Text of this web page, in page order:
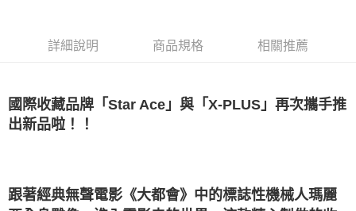
【大哥付你分期使用說明】
1.本服務由台灣大哥大提供，台灣大哥大用戶可立即使用無須另外申請。
2.付款方式選擇「大哥付你分期」，訂單成立後會自動跳轉到大哥付的交易
消。如遇「轉專審核」未通過狀況，表示未達大哥付你分期系統評分，恕無
AFTEE先享後付
相關說明
１．簡單：不需註冊會員、不需綁卡、不需儲值。
２．便利：只要手機號碼，簡訊認證，即可結帳。
運送方式
詳細說明 商品規格 相關推薦
國際收藏品牌「Star Ace」與「X-PLUS」再次攜手推
出新品啦！！
跟著經典無聲電影《大都會》中的標誌性機械人瑪麗